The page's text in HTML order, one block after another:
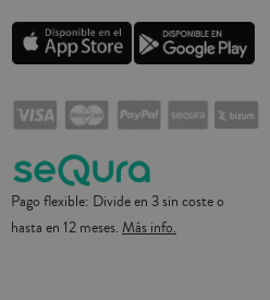
Pago flexible: Divide en 3 sin coste o
hasta en 12 meses. Más info.